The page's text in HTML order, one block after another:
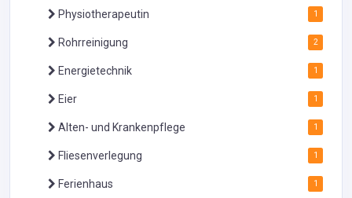
Physiotherapeutin 1
Rohrreinigung 2
Energietechnik 1
Eier 1
Alten- und Krankenpflege 1
Fliesenverlegung 1
Ferienhaus 1